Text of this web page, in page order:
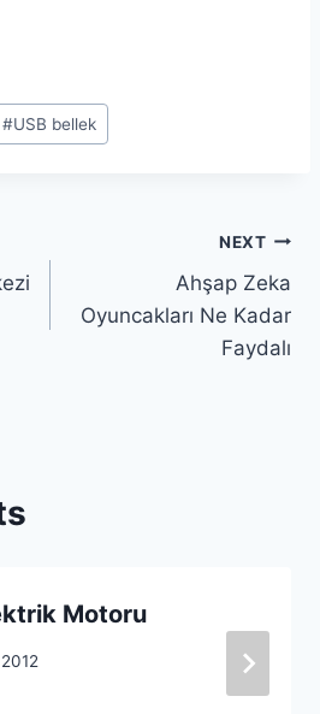
#USB bellek
NEXT
Ahşap Zeka
Oyuncakları Ne Kadar
Faydalı
Motoru